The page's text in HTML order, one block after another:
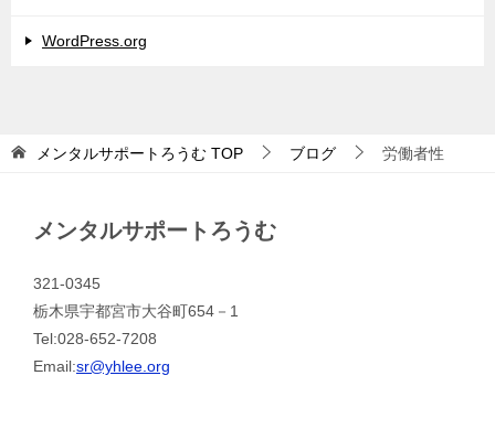
WordPress.org
メンタルサポートろうむ TOP ブログ 労働者性
メンタルサポートろうむ
321-0345
栃木県宇都宮市大谷町654－1
Tel:028-652-7208
Email:sr@yhlee.org